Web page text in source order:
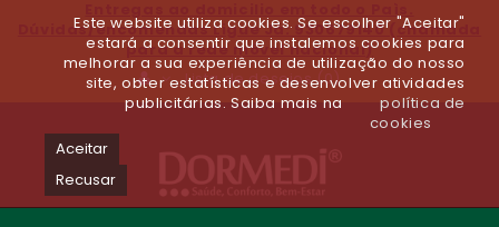
Dúvidas/encomendas Ligue Já: 930679140 (chamada
para a rede móvel nacional)
Lista de desejos (0)
Este website utiliza cookies. Se escolher "Aceitar"
estará a consentir que instalemos cookies para
melhorar a sua experiência de utilização do nosso
site, obter estatísticas e desenvolver atividades
publicitárias. Saiba mais na
política de
cookies
Aceitar
Recusar